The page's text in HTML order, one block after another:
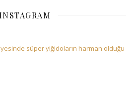
süper yiğidoların harman olduğu